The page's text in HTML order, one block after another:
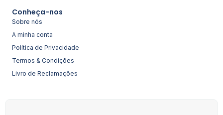
Conheça-nos
Sobre nós
A minha conta
Política de Privacidade
Termos & Condições
Livro de Reclamações